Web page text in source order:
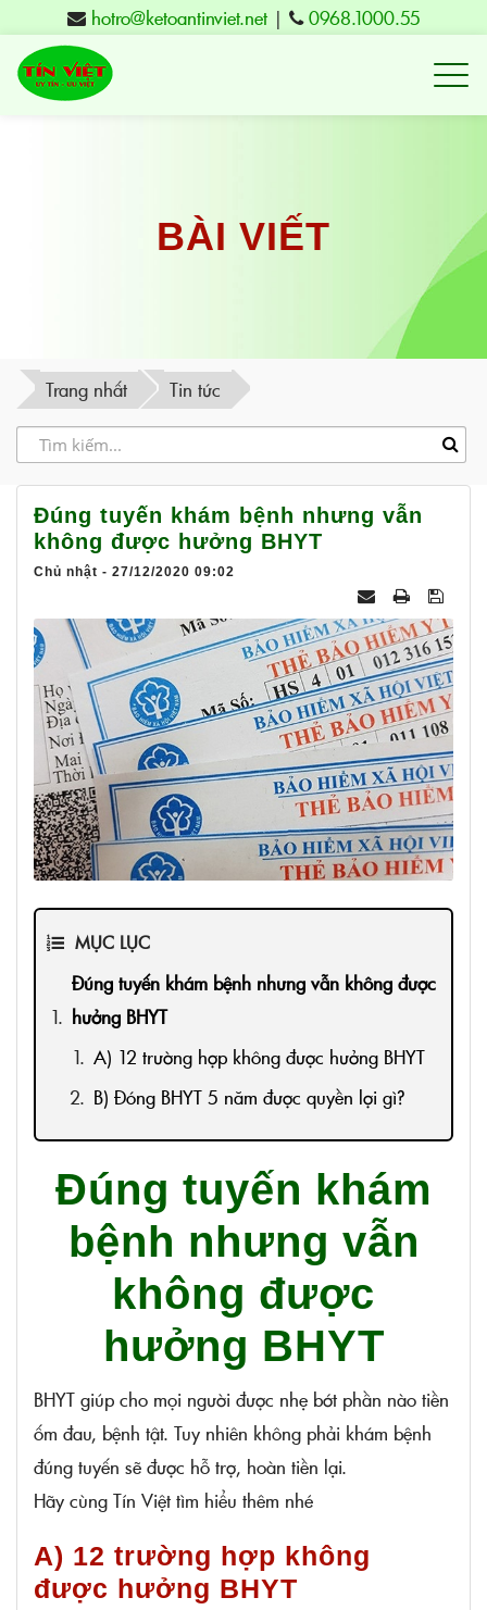
hotro@ketoantinviet.net| 0968.1000.55
Kế
Phú
Yên
tạo
Việt
-
BÀI VIẾT
Trang nhất Tin tức
Đúng tuyến khám bệnh nhưng vẫn
không được hưởng BHYT
Chủ nhật - 27/12/2020 09:02
MỤC LỤC
Đúng tuyến khám bệnh nhưng vẫn không được
hưởng BHYT
A) 12 trường hợp không được hưởng BHYT
B) Đóng BHYT 5 năm được quyền lợi gì?
Đúng tuyến khám
bệnh nhưng vẫn
không được
hưởng BHYT
BHYT giúp cho mọi người được nhẹ bớt phần nào tiền
ốm đau, bệnh tật. Tuy nhiên không phải khám bệnh
đúng tuyến sẽ được hỗ trợ, hoàn tiền lại.
Hãy cùng Tín Việt tìm hiểu thêm nhé
A) 12 trường hợp không
được hưởng BHYT